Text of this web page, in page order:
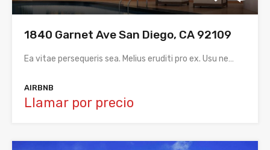
1840 Garnet Ave San Diego, CA 92109
Ea vitae persequeris sea. Melius eruditi pro ex. Usu ne…
AIRBNB
Llamar por precio